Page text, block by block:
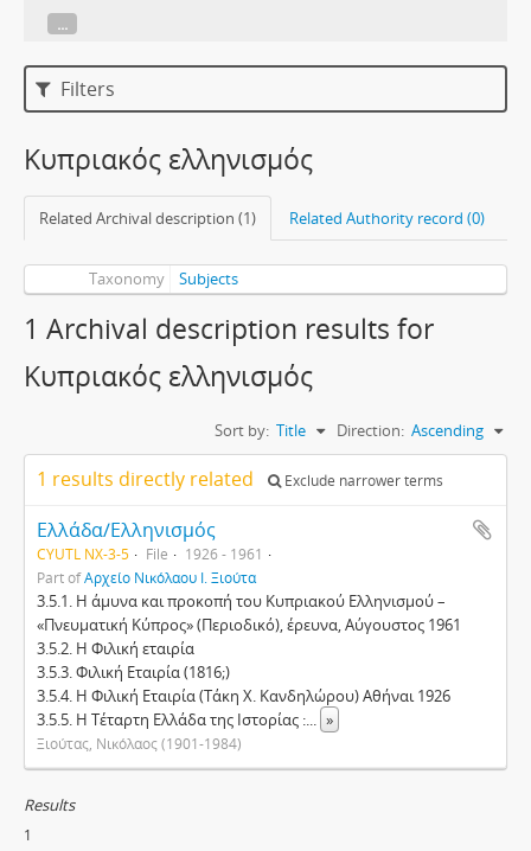
...
Filters
Κυπριακός ελληνισμός
Related Archival description (1) Related Authority record (0)
Taxonomy Subjects
1 Archival description results for
Κυπριακός ελληνισμός
Sort by: Title Direction: Ascending
1 results directly related Exclude narrower terms
Ελλάδα/Ελληνισμός
CYUTL NX-3-5 File
1926 - 1961
Part ofΑρχείο Νικόλαου Ι. Ξιούτα
3.5.1. Η άμυνα και προκοπή του Κυπριακού Ελληνισμού –
«Πνευματική Κύπρος» (Περιοδικό), έρευνα, Αύγουστος 1961
3.5.2. Η Φιλική εταιρία
3.5.3. Φιλική Εταιρία (1816;)
3.5.4. Η Φιλική Εταιρία (Τάκη Χ. Κανδηλώρου) Αθήναι 1926
3.5.5. Η Τέταρτη Ελλάδα της Ιστορίας :... »
Ξιούτας, Νικόλαος (1901-1984)
Results
1